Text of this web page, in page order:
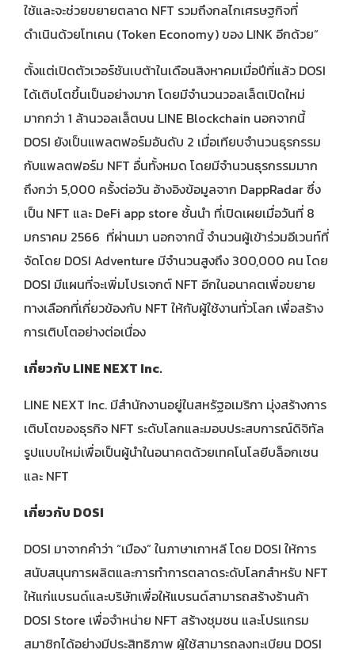
ใช้และจะช่วยขยายตลาด NFT รวมถึงกลไกเศรษฐกิจที่
ดำเนินด้วยโทเคน (Token Economy) ของ LINK อีกด้วย”
ตั้งแต่เปิดตัวเวอร์ชันเบต้าในเดือนสิงหาคมเมื่อปีที่แล้ว DOSI
ได้เติบโตขึ้นเป็นอย่างมาก โดยมีจำนวนวอลเล็ตเปิดใหม่
มากกว่า 1 ล้านวอลเล็ตบน LINE Blockchain นอกจากนี้
DOSI ยังเป็นแพลตฟอร์มอันดับ 2 เมื่อเทียบจำนวนธุรกรรม
กับแพลตฟอร์ม NFT อื่นทั้งหมด โดยมีจำนวนธุรกรรมมาก
ถึงกว่า 5,000 ครั้งต่อวัน อ้างอิงข้อมูลจาก DappRadar ซึ่ง
เป็น NFT และ DeFi app store ชั้นนำ ที่เปิดเผยเมื่อวันที่ 8
มกราคม 2566 ที่ผ่านมา นอกจากนี้ จำนวนผู้เข้าร่วมอีเวนท์ที่
จัดโดย DOSI Adventure มีจำนวนสูงถึง 300,000 คน โดย
DOSI มีแผนที่จะเพิ่มโปรเจกต์ NFT อีกในอนาคตเพื่อขยาย
ทางเลือกที่เกี่ยวข้องกับ NFT ให้กับผู้ใช้งานทั่วโลก เพื่อสร้าง
การเติบโตอย่างต่อเนื่อง
เกี่ยวกับ LINE NEXT Inc.
LINE NEXT Inc. มีสำนักงานอยู่ในสหรัฐอเมริกา มุ่งสร้างการ
เติบโตของธุรกิจ NFT ระดับโลกและมอบประสบการณ์ดิจิทัล
รูปแบบใหม่เพื่อเป็นผู้นำในอนาคตด้วยเทคโนโลยีบล็อกเชน
และ NFT
เกี่ยวกับ DOSI
DOSI มาจากคำว่า “เมือง” ในภาษาเกาหลี โดย DOSI ให้การ
สนับสนุนการผลิตและการทำการตลาดระดับโลกสำหรับ NFT
ให้แก่แบรนด์และบริษัทเพื่อให้แบรนด์สามารถสร้างร้านค้า
DOSI Store เพื่อจำหน่าย NFT สร้างชุมชน และโปรแกรม
สมาชิกได้อย่างมีประสิทธิภาพ ผู้ใช้สามารถลงทะเบียน DOSI